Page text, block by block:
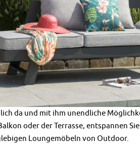
da und mit ihm unendliche
oder der Terrasse, entspannen
Loungemöbeln von Outdoor.